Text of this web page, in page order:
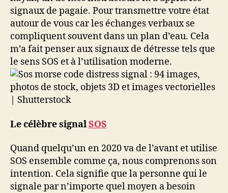
signaux de pagaie. Pour transmettre votre état
autour de vous car les échanges verbaux se
compliquent souvent dans un plan d’eau. Cela
m’a fait penser aux signaux de détresse tels que
le sens SOS et à l’utilisation moderne.
Le célèbre signalSOS
Quand quelqu’un en 2020 va de l’avant et utilise
SOS ensemble comme ça, nous comprenons son
intention. Cela signifie que la personne qui le
signale par n’importe quel moyen a besoin